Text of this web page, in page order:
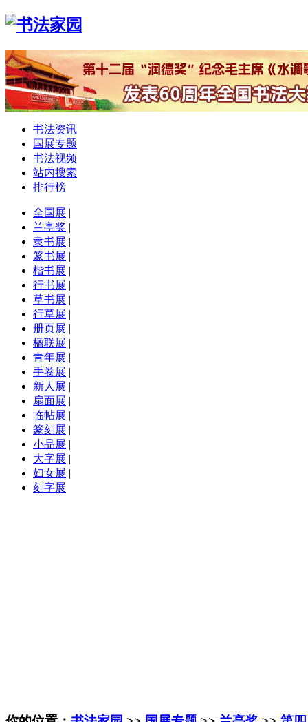
书法资讯
国展专题
书法视频
站内搜索
排行榜
全国展 |
兰亭奖 |
隶书展 |
篆书展 |
楷书展 |
行书展 |
草书展 |
行草展 |
册页展 |
楹联展 |
青年展 |
手卷展 |
新人展 |
扇面展 |
临帖展 |
篆刻展 |
小品展 |
大字展 |
妇女展 |
刻字展